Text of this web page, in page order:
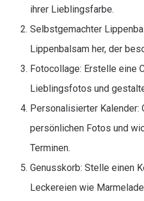
ihrer Lieblingsfarbe.
Selbstgemachter
Lippenbalsam her, der
Fotocollage: Erstelle eine
Lieblingsfotos und
Personalisierter Kalender:
persönlichen Fotos und
Terminen.
Genusskorb: Stelle einen
Leckereien wie